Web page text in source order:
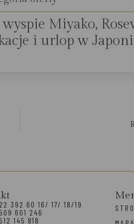
Miyako,
i urlop w
392 60 16/ 17/ 18/19
601 246
145 818